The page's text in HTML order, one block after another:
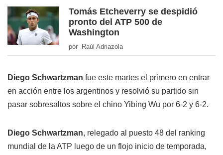
Tomás Etcheverry se despidió
pronto del ATP 500 de
Washington
por Raúl Adriazola
Diego Schwartzman fue este martes el primero en entrar
en acción entre los argentinos y resolvió su partido sin
pasar sobresaltos sobre el chino Yibing Wu por 6-2 y 6-2.
Diego Schwartzman, relegado al puesto 48 del ranking
mundial de la ATP luego de un flojo inicio de temporada,